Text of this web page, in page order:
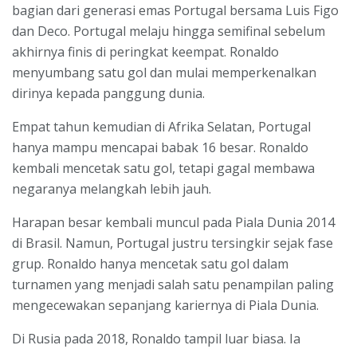
bagian dari generasi emas Portugal bersama Luis Figo
dan Deco. Portugal melaju hingga semifinal sebelum
akhirnya finis di peringkat keempat. Ronaldo
menyumbang satu gol dan mulai memperkenalkan
dirinya kepada panggung dunia.
Empat tahun kemudian di Afrika Selatan, Portugal
hanya mampu mencapai babak 16 besar. Ronaldo
kembali mencetak satu gol, tetapi gagal membawa
negaranya melangkah lebih jauh.
Harapan besar kembali muncul pada Piala Dunia 2014
di Brasil. Namun, Portugal justru tersingkir sejak fase
grup. Ronaldo hanya mencetak satu gol dalam
turnamen yang menjadi salah satu penampilan paling
mengecewakan sepanjang kariernya di Piala Dunia.
Di Rusia pada 2018, Ronaldo tampil luar biasa. Ia